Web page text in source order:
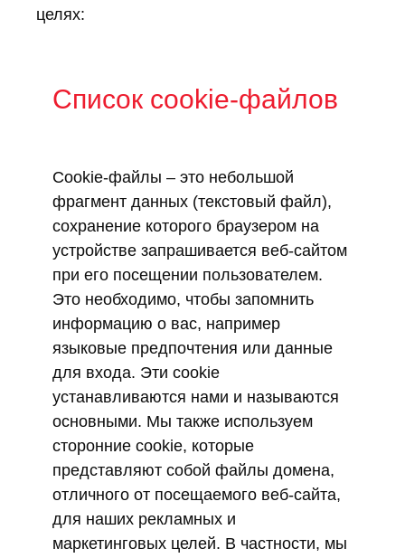
целях:
Список cookie-файлов
Cookie-файлы – это небольшой
фрагмент данных (текстовый файл),
сохранение которого браузером на
устройстве запрашивается веб-сайтом
при его посещении пользователем.
Это необходимо, чтобы запомнить
информацию о вас, например
языковые предпочтения или данные
для входа. Эти cookie
устанавливаются нами и называются
основными. Мы также используем
сторонние cookie, которые
представляют собой файлы домена,
отличного от посещаемого веб-сайта,
для наших рекламных и
маркетинговых целей. В частности, мы